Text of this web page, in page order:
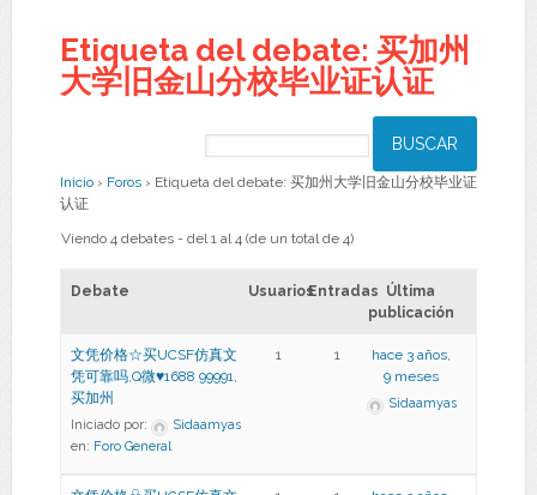
Etiqueta del debate: 买加州
大学旧金山分校毕业证认证
Inicio › Foros › Etiqueta del debate: 买加州大学旧金山分校毕业证
认证
Viendo 4 debates - del 1 al 4 (de un total de 4)
Debate UsuariosEntradas Última
publicación
文凭价格☆买UCSF仿真文
凭可靠吗,Q微♥1688 99991,
买加州
Iniciado por:
Sidaamyas
en: Foro General
1 1
hace 3 años,
9 meses
Sidaamyas